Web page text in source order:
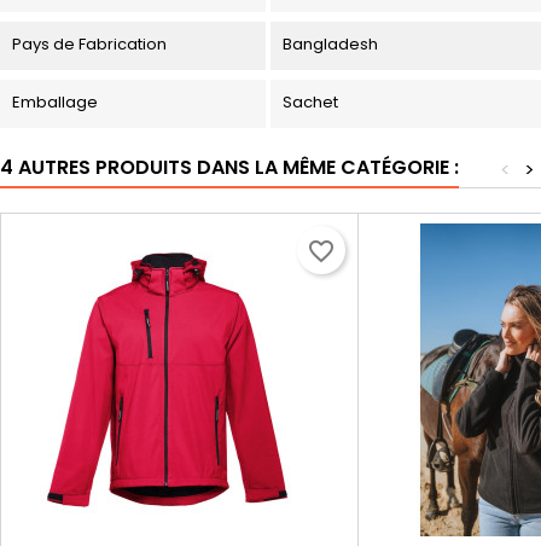
Pays de Fabrication Bangladesh
Emballage Sachet
4 AUTRES PRODUITS DANS LA MÊME CATÉGORIE : >
<
favorite_border